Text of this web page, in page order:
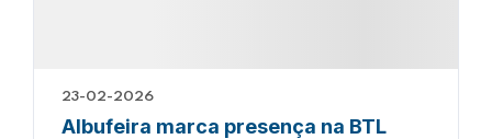
23-02-2026
Albufeira marca presença na BTL